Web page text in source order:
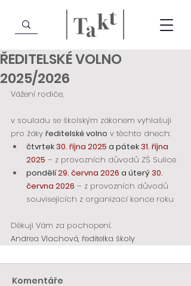
ŘEDITELSKÉ VOLNO
2025/2026
Vážení rodiče,
v souladu se školským zákonem vyhlašuji
pro žáky ředitelské volno v těchto dnech:
čtvrtek 30. října 2025 a pátek 31. října
2025 – z provozních důvodů ZŠ Sulice
pondělí 29. června 2026 a úterý 30.
června 2026 – z provozních důvodů
souvisejících z organizací konce roku
Děkuji Vám za pochopení.
Andrea Vlachová, ředitelka školy
Komentáře